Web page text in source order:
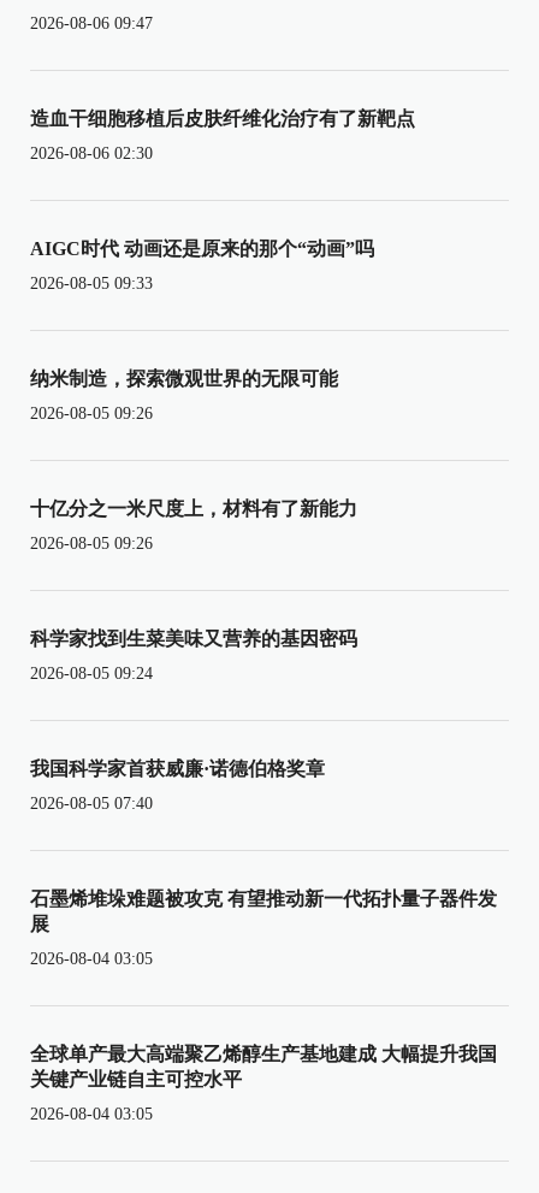
2026-08-06 09:47
造血干细胞移植后皮肤纤维化治疗有了新靶点
2026-08-06 02:30
AIGC时代 动画还是原来的那个“动画”吗
2026-08-05 09:33
纳米制造，探索微观世界的无限可能
2026-08-05 09:26
十亿分之一米尺度上，材料有了新能力
2026-08-05 09:26
科学家找到生菜美味又营养的基因密码
2026-08-05 09:24
我国科学家首获威廉·诺德伯格奖章
2026-08-05 07:40
石墨烯堆垛难题被攻克 有望推动新一代拓扑量子器件发
展
2026-08-04 03:05
全球单产最大高端聚乙烯醇生产基地建成 大幅提升我国
关键产业链自主可控水平
2026-08-04 03:05